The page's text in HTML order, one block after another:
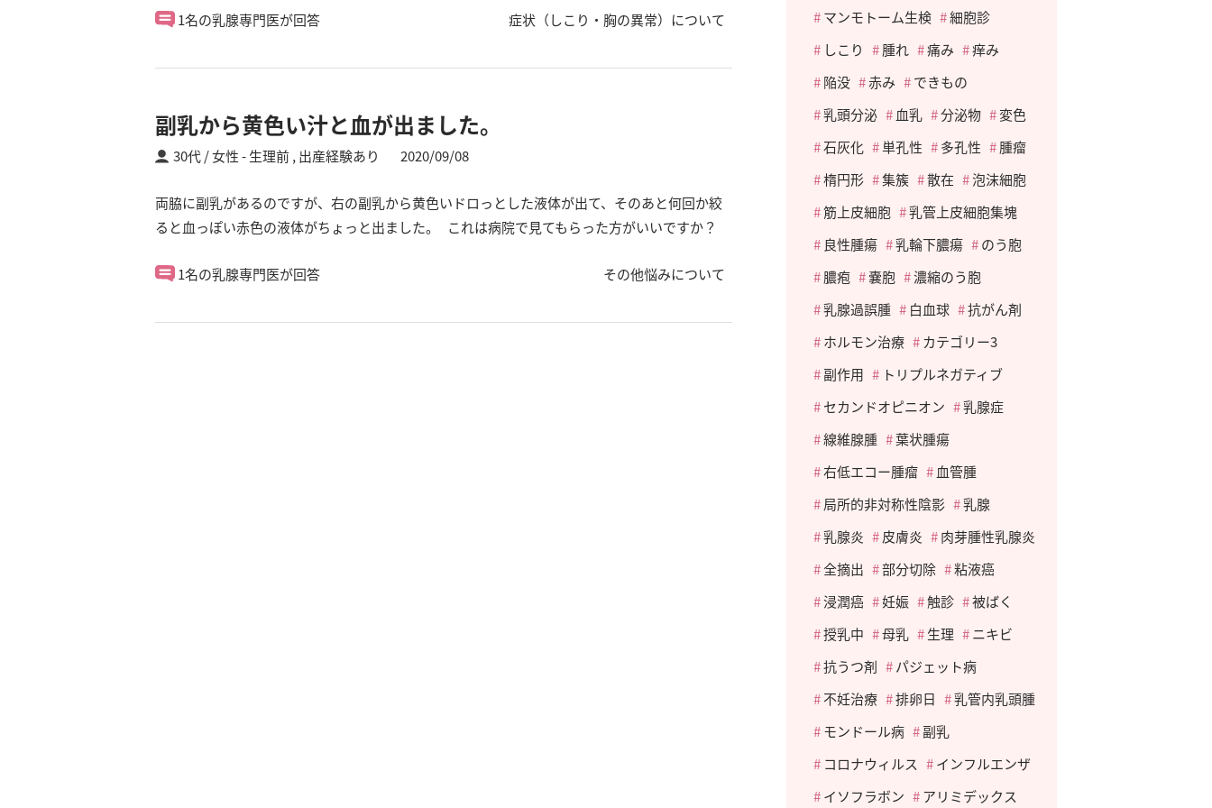
症状（しこり・胸の異常）について
1名の乳腺専門医が回答
副乳から黄色い汁と血が出ました。
30代 / 女性 生理前 , 出産経験あり 2020/09/08
両脇に副乳があるのですが、右の副乳から黄色いドロっとした液体が出て、そのあと何回か絞
ると血っぽい赤色の液体がちょっと出ました。 これは病院で見てもらった方がいいですか？
その他悩みについて
1名の乳腺専門医が回答
マンモトーム生検
細胞診
しこり
腫れ 痛み
痒み
陥没
赤み
できもの
乳頭分泌
血乳 分泌物
変色
石灰化
単孔性 多孔性
腫瘤
楕円形
集簇 散在
泡沫細胞
筋上皮細胞
乳管上皮細胞集塊
良性腫瘍
乳輪下膿瘍
のう胞
膿疱
嚢胞
濃縮のう胞
乳腺過誤腫
白血球
抗がん剤
ホルモン治療
カテゴリー3
副作用
トリプルネガティブ
セカンドオピニオン
乳腺症
線維腺腫
葉状腫瘍
右低エコー腫瘤
血管腫
局所的非対称性陰影
乳腺
乳腺炎
皮膚炎
肉芽腫性乳腺炎
全摘出
部分切除
粘液癌
浸潤癌
妊娠 触診
被ばく
授乳中
母乳 生理
ニキビ
抗うつ剤
パジェット病
不妊治療
排卵日
乳管内乳頭腫
モンドール病
副乳
コロナウィルス
インフルエンザ
イソフラボン
アリミデックス